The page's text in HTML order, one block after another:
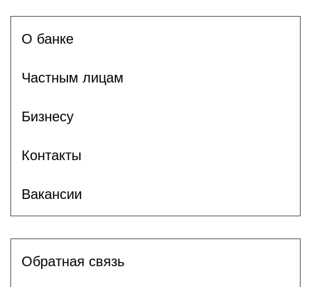
О банке
Частным лицам
Бизнесу
Контакты
Вакансии
Обратная связь